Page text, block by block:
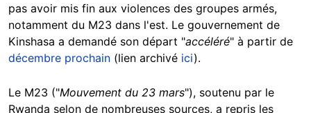
pas avoir mis fin aux violences des groupes armés,
notamment du M23 dans l'est. Le gouvernement de
Kinshasa a demandé son départ "accéléré" à partir de
décembre prochain (lien archivé ici).
Le M23 ("Mouvement du 23 mars"), soutenu par le
Rwanda selon de nombreuses sources, a repris les